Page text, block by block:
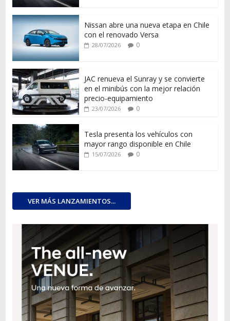
Nissan abre una nueva etapa en Chile
con el renovado Versa
28/07/2026 0
JAC renueva el Sunray y se convierte
en el minibús con la mejor relación
precio-equipamiento
23/07/2026 0
Tesla presenta los vehículos con
mayor rango disponible en Chile
15/07/2026 0
VER MÁS LANZAMIENTOS...